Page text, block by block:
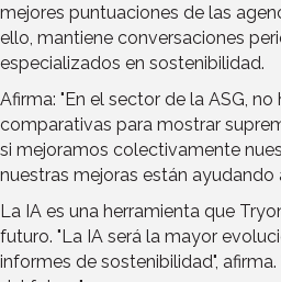
mejores puntuaciones de las
ello, mantiene conversaciones
especializados en sostenibilidad.
Afirma: "En el sector de la ASG,
comparativas para mostrar
si mejoramos colectivamente
nuestras mejoras están ayudando
La IA es una herramienta que
futuro. "La IA será la mayor
informes de sostenibilidad",